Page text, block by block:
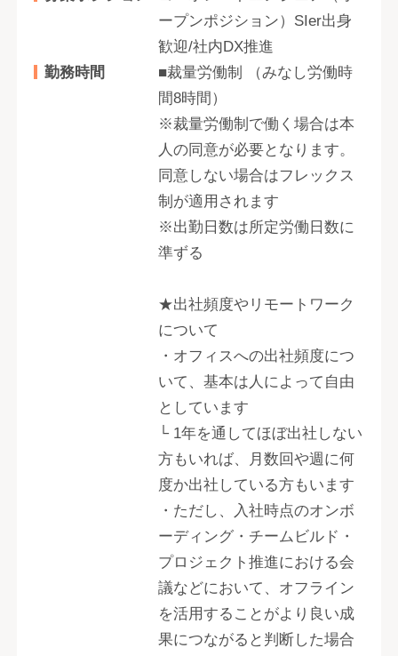
ープンポジション）SIer出身
歓迎/社内DX推進
勤務時間
■裁量労働制 （みなし労働時
間8時間）
※裁量労働制で働く場合は本
人の同意が必要となります。
同意しない場合はフレックス
制が適用されます
※出勤日数は所定労働日数に
準ずる
★出社頻度やリモートワーク
について
・オフィスへの出社頻度につ
いて、基本は人によって自由
としています
└ 1年を通してほぼ出社しない
方もいれば、月数回や週に何
度か出社している方もいます
・ただし、入社時点のオンボ
ーディング・チームビルド・
プロジェクト推進における会
議などにおいて、オフライン
を活用することがより良い成
果につながると判断した場合